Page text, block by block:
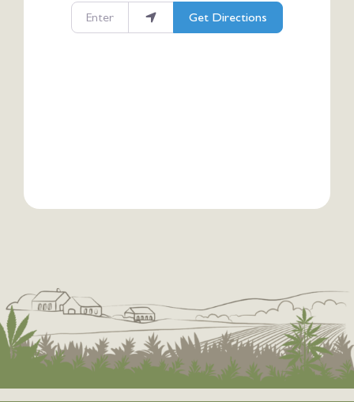
Enter your location
Get Directions